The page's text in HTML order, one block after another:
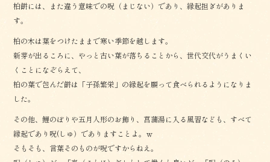
柏餅には、また違う意味での呪（まじない）であり、縁起担ぎがありま
す。
柏の木は葉をつけたままで寒い季節を越します。
新芽が出るころに、やっと古い葉が落ちることから、世代交代がうまくい
くことになぞらえて、
柏の葉で包んだ餅は「子孫繁栄」の縁起を願って食べられるようになりま
した。
その他、鯉のぼりや五月人形のお飾り、菖蒲湯に入る風習なども、すべて
縁起であり呪(しゅ）でありますことよ。ｗ
そもそも、言葉そのものが呪ですからねえ。